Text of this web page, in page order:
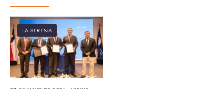
LA SERENA